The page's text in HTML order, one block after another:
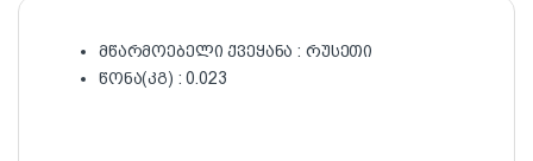
მწარმოებელი ქვეყანა : რუსეთი
წონა(კგ) : 0.023